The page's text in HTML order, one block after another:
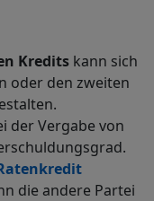
Kredits kann sich
oder den zweiten
der Vergabe von
die andere Partei